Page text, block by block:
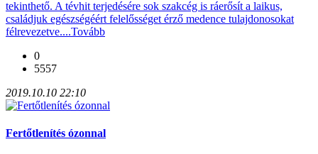
tekinthető. A tévhit terjedésére sok szakcég is ráerősít a laikus,
családjuk egészségéért felelősséget érző medence tulajdonosokat
félrevezetve....Tovább
0
5557
2019.10.10 22:10
Fertőtlenítés ózonnal